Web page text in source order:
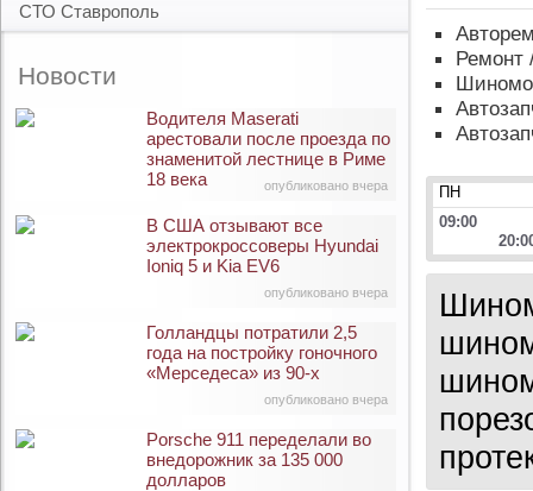
СТО Ставрополь
Новости
опубликовано вчера
Водителя Maserati
арестовали после проезда по
знаменитой лестнице в Риме
18 века
опубликовано вчера
В США отзывают все
электрокроссоверы Hyundai
Ioniq 5 и Kia EV6
опубликовано вчера
Голландцы потратили 2,5
года на постройку гоночного
«Мерседеса» из 90-х
Porsche 911 переделали во
внедорожник за 135 000
долларов
Ремонт
ПН
09:00